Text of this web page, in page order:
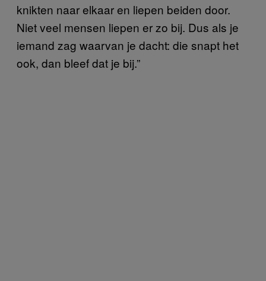
knikten naar elkaar en liepen beiden door.
Niet veel mensen liepen er zo bij. Dus als je
iemand zag waarvan je dacht: die snapt het
ook, dan bleef dat je bij.”